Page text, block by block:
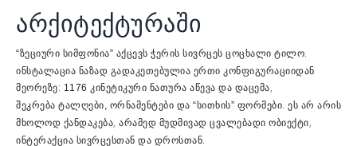
არქიტექტურაში
“ზეციური სიმფონია” აქცევს ჭერის სივრცეს ცოცხალი ტილო.
ინსტალაცია ნაზად გადაკეთებულია ერთი კონფიგურაციიდან
მეორეზე: 1176 კინეტიკური ნათურა აწევა და დაცემა,
შეკრება ტალღები, ორნამენტები და “სითხის” ფორმები. ეს არ არის
მხოლოდ ქანდაკება, არამედ მუდმივად ცვალებადი ობიექტი,
ინტერაქცია სივრცესთან და დროსთან.